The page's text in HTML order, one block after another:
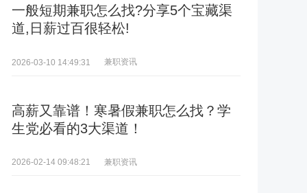
一般短期兼职怎么找?分享5个宝藏渠
道,日薪过百很轻松!
2026-03-10 14:49:31 兼职资讯
高薪又靠谱！寒暑假兼职怎么找？学
生党必看的3大渠道！
2026-02-14 09:48:21 兼职资讯